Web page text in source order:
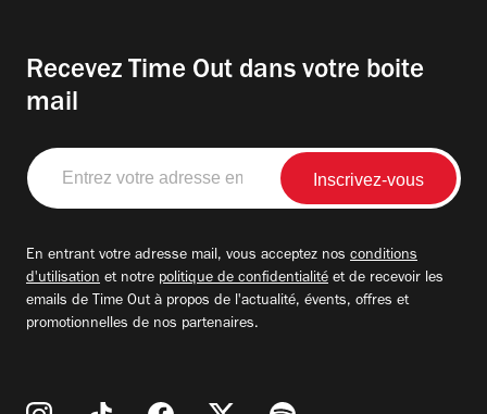
Recevez Time Out dans votre boite
mail
Entrez
votre
adresse
En entrant votre adresse mail, vous acceptez nos conditions
d'utilisation et notre politique de confidentialité et de recevoir les
emails de Time Out à propos de l'actualité, évents, offres et
promotionnelles de nos partenaires.